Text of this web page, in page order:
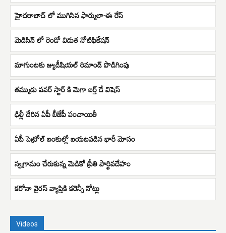
హైదరాబాద్ లో ముగిసిన ఫార్ములా-ఈ రేస్
మెడిసిన్ లో రెండో విడుత నోటిఫికేషన్
మాగుంటకు జ్యుడీషియల్ రిమాండ్ పొడిగింపు
తమ్ముడు పవర్ స్టార్ కి మెగా బర్త్ డే విషెస్
ఢిల్లీ చేరిన ఏపీ బీజేపీ పంచాయితీ
ఏపీ పెట్రోల్ బంకుల్లో బయటపడిన భారీ మోసం
స్వగ్రామం చేరుకున్న మెడికో ప్రీతి పార్థివదేహం
కరోనా వైరస్‌ వ్యాప్తికి కరెన్సీ నోట్లు
Videos